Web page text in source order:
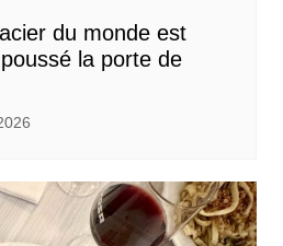
du monde est
la porte de